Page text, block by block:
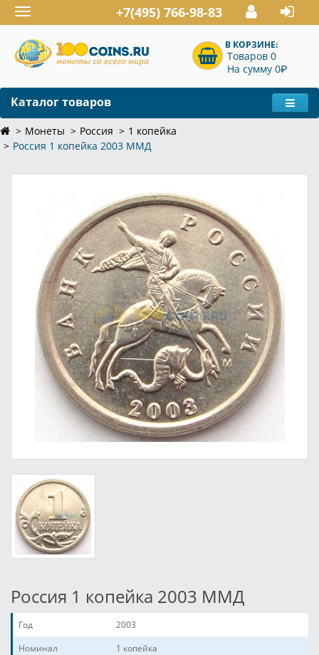
Toggle
navigation
+7(495) 766-98-83
В КОРЗИНЕ:
Товаров 0
На сумму 0P
Каталог товаров
Монеты Россия
1 копейка
Россия 1 копейка 2003 ММД
Россия 1 копейка 2003 ММД
Год
2003
Номинал
1 копейка